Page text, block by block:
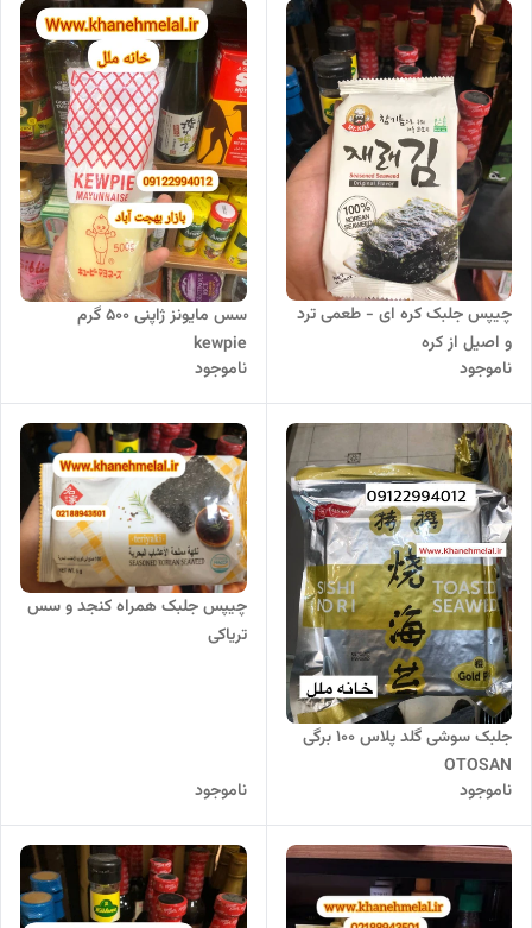
چیپس جلبک کره ای - طعمی ترد
و اصیل از کره
ناموجود
سس مایونز ژاپنی 500 گرم
kewpie
ناموجود
جلبک سوشی گلد پلاس 100 برگی
OTOSAN
ناموجود
چیپس جلبک همراه کنجد و سس
تریاکی
ناموجود